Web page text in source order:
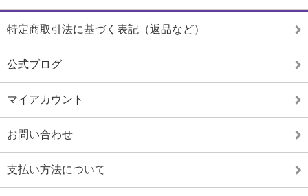
特定商取引法に基づく表記（返品など）
公式ブログ
マイアカウント
お問い合わせ
支払い方法について